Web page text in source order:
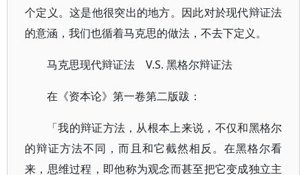
个定义。这是他很突出的地方。因此对於现代辩证法
的意涵，我们也循着马克思的做法，不去下定义。
马克思现代辩证法 V.S. 黑格尔辩证法
在《资本论》第一卷第二版跋：
「我的辩证方法，从根本上来说，不仅和黑格尔
的辩证方法不同，而且和它截然相反。在黑格尔看
来，思维过程，即他称为观念而甚至把它变成独立主